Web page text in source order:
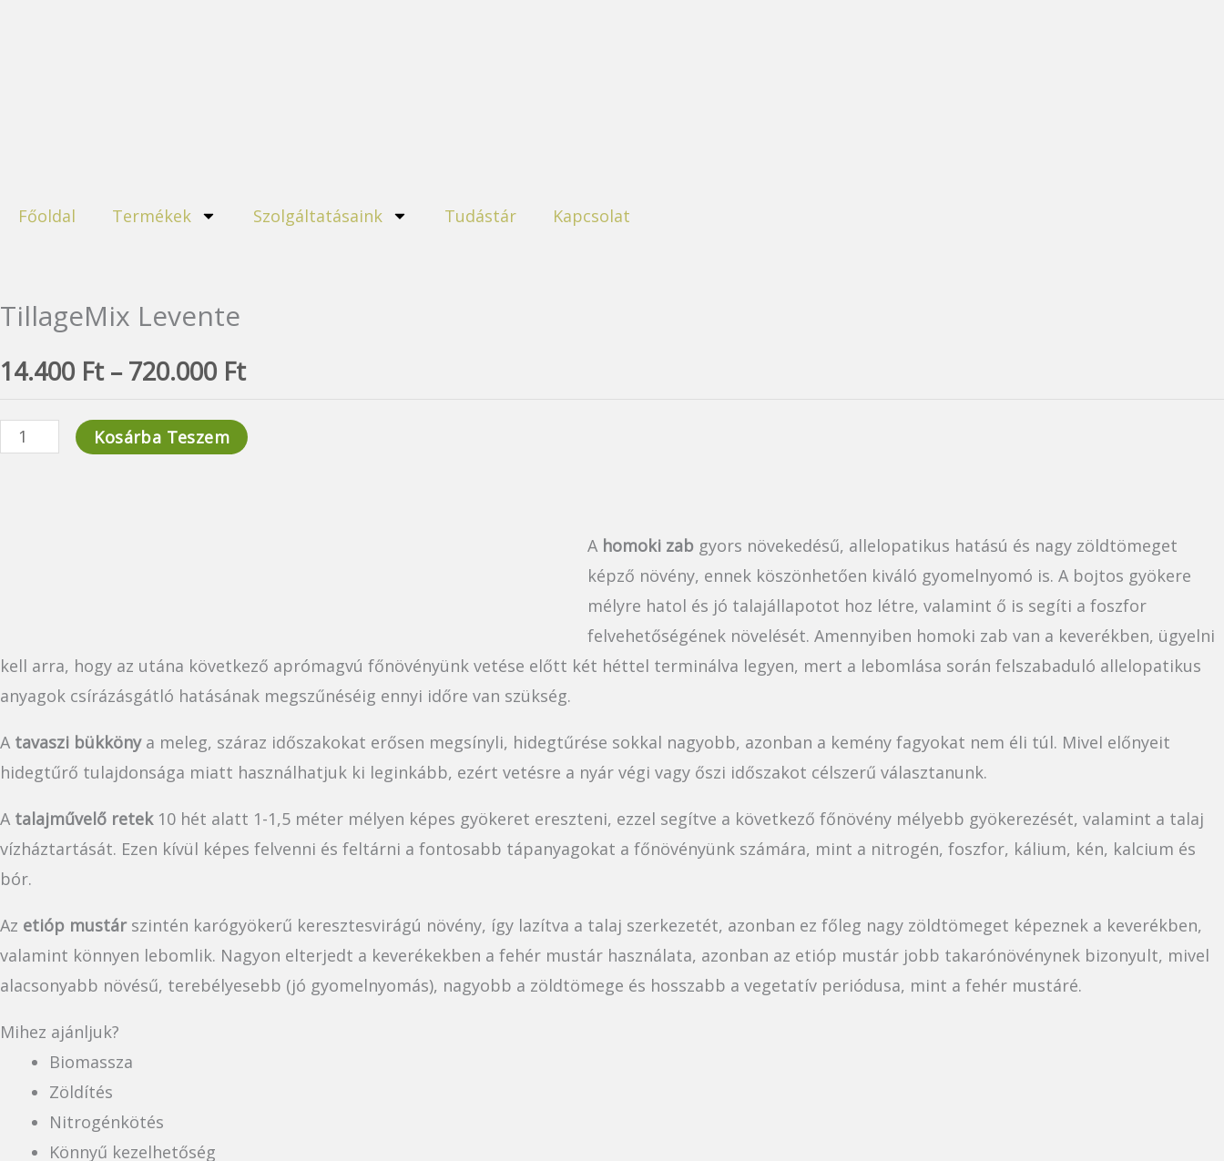
Főoldal Termékek Szolgáltatásaink Tudástár Kapcsolat
TillageMix Levente
14.400 Ft – 720.000 FtÁrtartomány:
Levente
Kosárba Teszem
A homoki zab gyors növekedésű, allelopatikus hatású és nagy zöldtömeget
képző növény, ennek köszönhetően kiváló gyomelnyomó is. A bojtos gyökere
mélyre hatol és jó talajállapotot hoz létre, valamint ő is segíti a foszfor
felvehetőségének növelését. Amennyiben homoki zab van a keverékben, ügyelni
kell arra, hogy az utána következő aprómagvú főnövényünk vetése előtt két héttel terminálva legyen, mert a lebomlása során felszabaduló allelopatikus
anyagok csírázásgátló hatásának megszűnéséig ennyi időre van szükség.
A tavaszi bükkönya meleg, száraz időszakokat erősen megsínyli, hidegtűrése sokkal nagyobb, azonban a kemény fagyokat nem éli túl. Mivel előnyeit
hidegtűrő tulajdonsága miatt használhatjuk ki leginkább, ezért vetésre a nyár végi vagy őszi időszakot célszerű választanunk.
A talajművelő retek10 hét alatt 1-1,5 méter mélyen képes gyökeret ereszteni, ezzel segítve a következő főnövény mélyebb gyökerezését, valamint a talaj
vízháztartását. Ezen kívül képes felvenni és feltárni a fontosabb tápanyagokat a főnövényünk számára, mint a nitrogén, foszfor, kálium, kén, kalcium és
bór.
Az etióp mustárszintén karógyökerű keresztesvirágú növény, így lazítva a talaj szerkezetét, azonban ez főleg nagy zöldtömeget képeznek a keverékben,
valamint könnyen lebomlik. Nagyon elterjedt a keverékekben a fehér mustár használata, azonban az etióp mustár jobb takarónövénynek bizonyult, mivel
alacsonyabb növésű, terebélyesebb (jó gyomelnyomás), nagyobb a zöldtömege és hosszabb a vegetatív periódusa, mint a fehér mustáré.
Mihez ajánljuk?
Biomassza
Zöldítés
Nitrogénkötés
Könnyű kezelhetőség